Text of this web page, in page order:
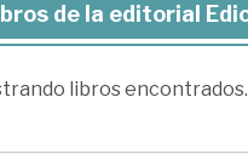
de la editorial
libros encontrados.